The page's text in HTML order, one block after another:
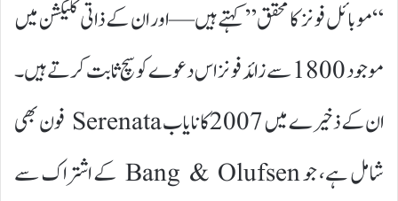
“موبائل فونز کا محقق” کہتے ہیں—اور ان کے ذاتی کلیکشن میں
موجود 1800 سے زائد فونز اس دعوے کو سچ ثابت کرتے ہیں۔
ان کے ذخیرے میں 2007 کا نایاب Serenata فون بھی
شامل ہے، جو Bang & Olufsen کے اشتراک سے